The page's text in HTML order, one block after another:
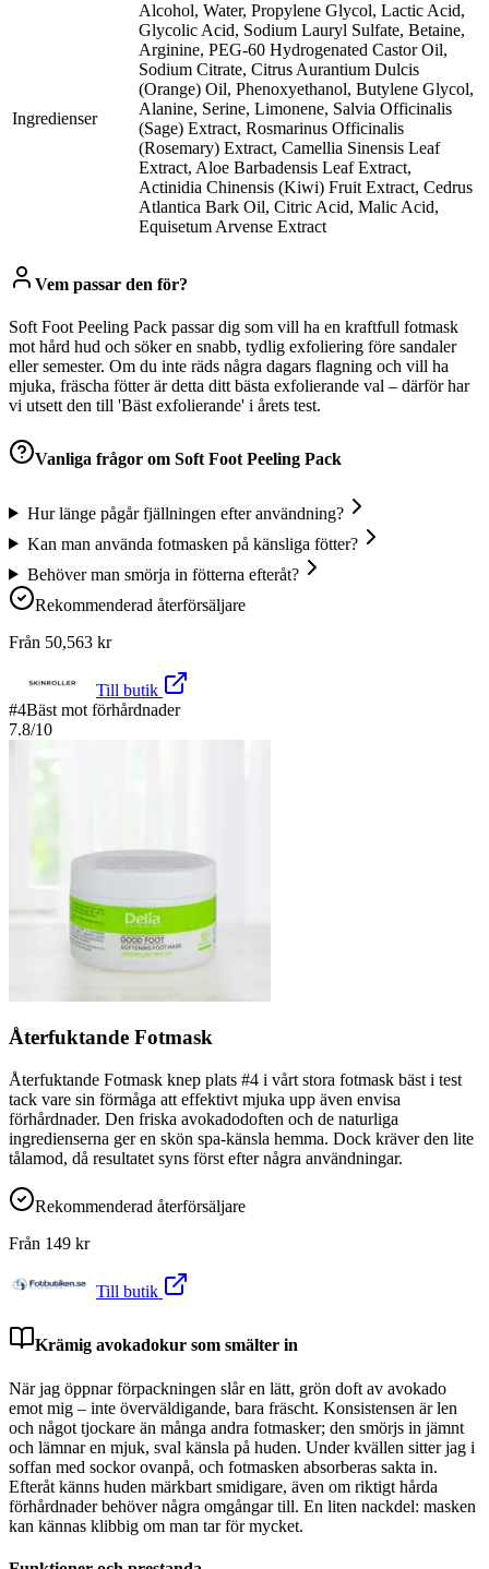
Ingredienser
Alcohol, Water, Propylene Glycol, Lactic Acid,
Glycolic Acid, Sodium Lauryl Sulfate, Betaine,
Arginine, PEG-60 Hydrogenated Castor Oil,
Sodium Citrate, Citrus Aurantium Dulcis
(Orange) Oil, Phenoxyethanol, Butylene Glycol,
Alanine, Serine, Limonene, Salvia Officinalis
(Sage) Extract, Rosmarinus Officinalis
(Rosemary) Extract, Camellia Sinensis Leaf
Extract, Aloe Barbadensis Leaf Extract,
Actinidia Chinensis (Kiwi) Fruit Extract, Cedrus
Atlantica Bark Oil, Citric Acid, Malic Acid,
Equisetum Arvense Extract
Vem passar den för?
Soft Foot Peeling Pack passar dig som vill ha en kraftfull fotmask
mot hård hud och söker en snabb, tydlig exfoliering före sandaler
eller semester. Om du inte räds några dagars flagning och vill ha
mjuka, fräscha fötter är detta ditt bästa exfolierande val – därför har
vi utsett den till 'Bäst exfolierande' i årets test.
Vanliga frågor om Soft Foot Peeling Pack
Hur länge pågår fjällningen efter användning?
Kan man använda fotmasken på känsliga fötter?
Behöver man smörja in fötterna efteråt?
Rekommenderad återförsäljare
Från 50,563 kr
Till butik
#4Bäst mot förhårdnader
7.8/10
Återfuktande Fotmask
Återfuktande Fotmask knep plats #4 i vårt stora fotmask bäst i test
tack vare sin förmåga att effektivt mjuka upp även envisa
förhårdnader. Den friska avokadodoften och de naturliga
ingredienserna ger en skön spa-känsla hemma. Dock kräver den lite
tålamod, då resultatet syns först efter några användningar.
Rekommenderad återförsäljare
Från 149 kr
Till butik
Krämig avokadokur som smälter in
När jag öppnar förpackningen slår en lätt, grön doft av avokado
emot mig – inte överväldigande, bara fräscht. Konsistensen är len
och något tjockare än många andra fotmasker; den smörjs in jämnt
och lämnar en mjuk, sval känsla på huden. Under kvällen sitter jag i
soffan med sockor ovanpå, och fotmasken absorberas sakta in.
Efteråt känns huden märkbart smidigare, även om riktigt hårda
förhårdnader behöver några omgångar till. En liten nackdel: masken
kan kännas klibbig om man tar för mycket.